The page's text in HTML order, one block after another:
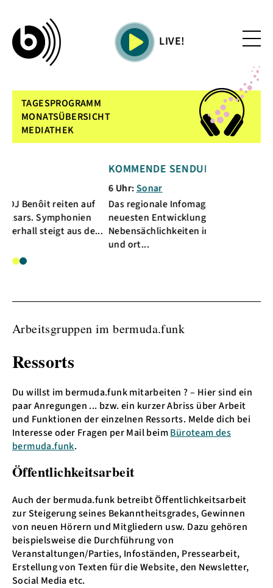
LIVE!
reiten auf
aus de...
KOMMENDE SENDUNG
Sonar
Das regionale Infomagazin peilt die
neuesten Entwicklungen und skurrile
Nebensächlichkeiten im bermuda.dreieck an
TAGESPROGRAMM
MONATSÜBERSICHT
MEDIATHEK
Arbeitsgruppen im bermuda.funk
Ressorts
Du willst im bermuda.funk mitarbeiten ? – Hier sind ein
paar Anregungen ... bzw. ein kurzer Abriss über Arbeit
und Funktionen der einzelnen Ressorts. Melde dich bei
Interesse oder Fragen per Mail beimBüroteam des
bermuda.funk.
Öffentlichkeitsarbeit
Auch der bermuda.funk betreibt Öffentlichkeitsarbeit
zur Steigerung seines Bekanntheitsgrades, Gewinnen
von neuen Hörern und Mitgliedern usw. Dazu gehören
beispielsweise die Durchführung von
Veranstaltungen/Parties, Infoständen, Pressearbeit,
Erstellung von Texten für die Website, den Newsletter,
Social Media etc.